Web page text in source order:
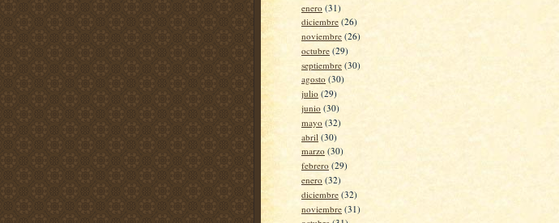
enero (31)
diciembre (26)
noviembre (26)
octubre (29)
septiembre (30)
agosto (30)
julio (29)
junio (30)
mayo (32)
abril (30)
marzo (30)
febrero (29)
enero (32)
diciembre (32)
noviembre (31)